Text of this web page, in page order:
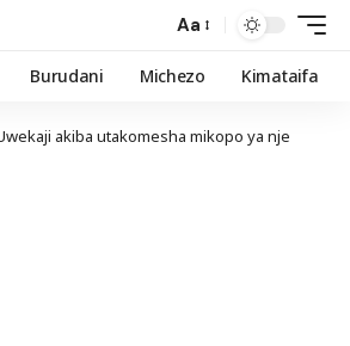
Aa
Burudani Michezo Kimataifa
akiba utakomesha mikopo ya nje